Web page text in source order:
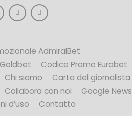
AdmiralBet
Codice Promo Eurobet
Chi siamo
Carta del giornalista
Collabora con noi
Google News
d’uso
Contatto